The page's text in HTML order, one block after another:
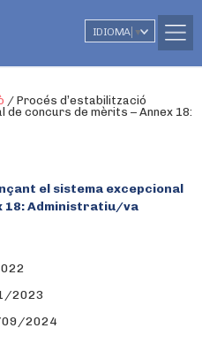
IDIOMA ▼
/ Procés d’estabilització
concurs de mèrits – Annex 18:
el sistema excepcional
18: Administratiu/va
2023
2024